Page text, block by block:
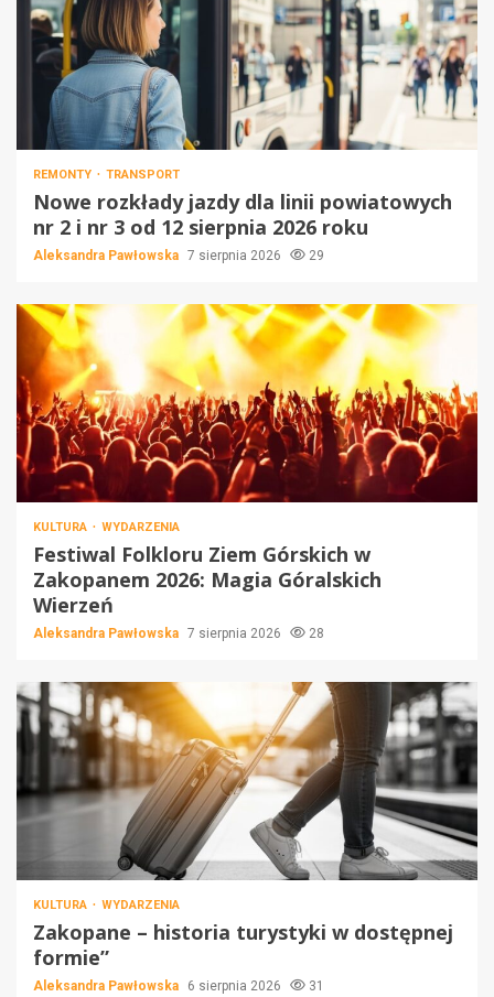
REMONTY TRANSPORT
Nowe rozkłady jazdy dla linii powiatowych
nr 2 i nr 3 od 12 sierpnia 2026 roku
Aleksandra Pawłowska 7 sierpnia 2026 29
KULTURA WYDARZENIA
Festiwal Folkloru Ziem Górskich w
Zakopanem 2026: Magia Góralskich
Wierzeń
Aleksandra Pawłowska 7 sierpnia 2026 28
KULTURA WYDARZENIA
Zakopane – historia turystyki w dostępnej
formie”
Aleksandra Pawłowska 6 sierpnia 2026 31